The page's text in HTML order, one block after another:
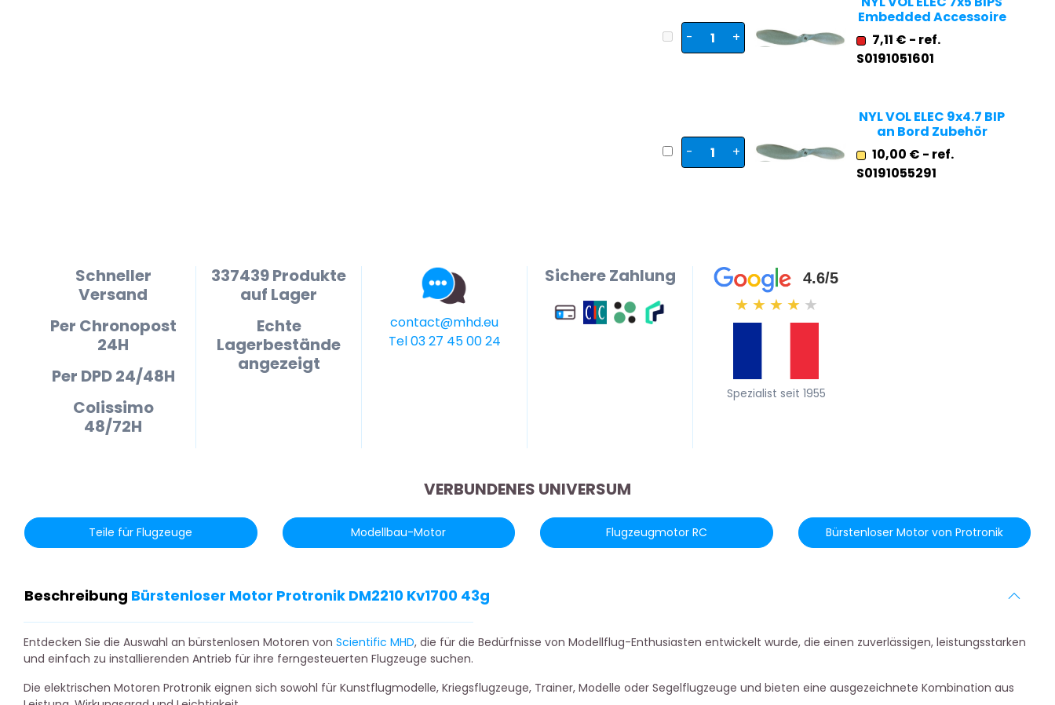
- +
Embedded Accessoire
7,11 € - ref.
S0191051601
- +
NYL VOL ELEC 9x4.7 BIP
an Bord Zubehör
10,00 € - ref.
S0191055291
Schneller
Versand
Per Chronopost
24H
Per DPD 24/48H
Colissimo
48/72H
337439 Produkte
auf Lager
Echte
Lagerbestände
angezeigt
contact@mhd.eu
Tel 03 27 45 00 24
Sichere Zahlung
4.6/5
★ ★ ★ ★ ★
Spezialist seit 1955
VERBUNDENES UNIVERSUM
Teile für Flugzeuge Modellbau-Motor Flugzeugmotor RC Bürstenloser Motor von Protronik
Beschreibung Bürstenloser Motor Protronik DM2210 Kv1700 43g
Entdecken Sie die Auswahl an bürstenlosen Motoren von Scientific MHD, die für die Bedürfnisse von Modellflug-Enthusiasten entwickelt wurde, die einen zuverlässigen, leistungsstarken
und einfach zu installierenden Antrieb für ihre ferngesteuerten Flugzeuge suchen.
Die elektrischen Motoren Protronik eignen sich sowohl für Kunstflugmodelle, Kriegsflugzeuge, Trainer, Modelle oder Segelflugzeuge und bieten eine ausgezeichnete Kombination aus